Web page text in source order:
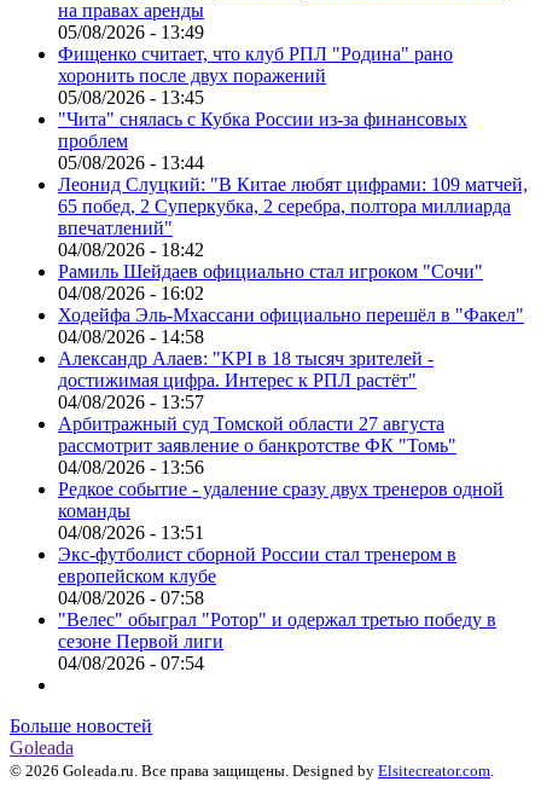
на правах аренды
05/08/2026 - 13:49
Фищенко считает, что клуб РПЛ "Родина" рано
хоронить после двух поражений
05/08/2026 - 13:45
"Чита" снялась с Кубка России из-за финансовых
проблем
05/08/2026 - 13:44
Леонид Слуцкий: "В Китае любят цифрами: 109 матчей,
65 побед, 2 Суперкубка, 2 серебра, полтора миллиарда
впечатлений"
04/08/2026 - 18:42
Рамиль Шейдаев официально стал игроком "Сочи"
04/08/2026 - 16:02
Ходейфа Эль-Мхассани официально перешёл в "Факел"
04/08/2026 - 14:58
Александр Алаев: "KPI в 18 тысяч зрителей -
достижимая цифра. Интерес к РПЛ растёт"
04/08/2026 - 13:57
Арбитражный суд Томской области 27 августа
рассмотрит заявление о банкротстве ФК "Томь"
04/08/2026 - 13:56
Редкое событие - удаление сразу двух тренеров одной
команды
04/08/2026 - 13:51
Экс-футболист сборной России стал тренером в
европейском клубе
04/08/2026 - 07:58
"Велес" обыграл "Ротор" и одержал третью победу в
сезоне Первой лиги
04/08/2026 - 07:54
Больше новостей
Goleada
© 2026 Goleada.ru. Все права защищены. Designed by Elsitecreator.com